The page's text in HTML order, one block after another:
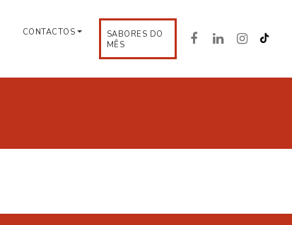
CONTACTOS
SABORES DO
MÊS